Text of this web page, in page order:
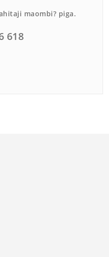
maombi? piga.
618